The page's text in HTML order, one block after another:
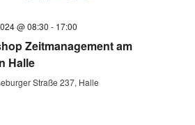
@ 08:30 - 17:00
Zeitmanagement am
Halle
Straße 237, Halle